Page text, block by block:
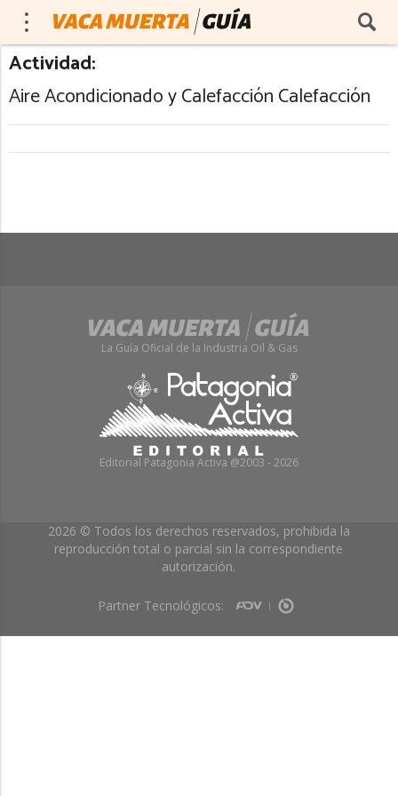
Actividad:
Aire Acondicionado y Calefacción Calefacción
La Guía Oficial de la Industria Oil & Gas
Editorial Patagonia Activa @2003 - 2026
2026 © Todos los derechos reservados, prohibida la
reproducción total o parcial sin la correspondiente
autorización.
Partner Tecnológicos: